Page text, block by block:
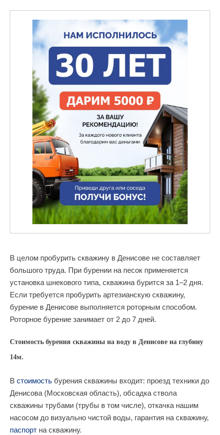
В целом пробурить скважину в Денисове не составляет
большого труда. При бурении на песок применяется
установка шнекового типа, скважина бурится за 1–2 дня.
Если требуется пробурить артезианскую скважину,
бурение в Денисове выполняется роторным способом.
Роторное бурение занимает от 2 до 7 дней.
Стоимость бурения скважины на воду в Денисове на глубину
14м.
В стоимость бурения скважины входит: проезд техники до
Денисова (Московская область), обсадка ствола
скважины трубами (трубы в том числе), откачка нашим
насосом до визуально чистой воды, гарантия на скважину,
паспорт на скважину.